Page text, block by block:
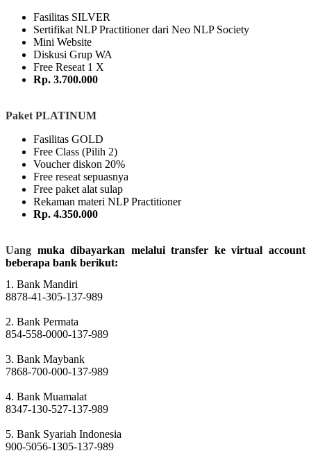
Fasilitas SILVER
Sertifikat NLP Practitioner dari Neo NLP Society
Mini Website
Diskusi Grup WA
Free Reseat 1 X
Rp. 3.700.000
Paket PLATINUM
Fasilitas GOLD
Free Class (Pilih 2)
Voucher diskon 20%
Free reseat sepuasnya
Free paket alat sulap
Rekaman materi NLP Practitioner
Rp. 4.350.000
Uang muka dibayarkan melalui transfer ke virtual account
beberapa bank berikut:
1. Bank Mandiri
8878-41-305-137-989
2. Bank Permata
854-558-0000-137-989
3. Bank Maybank
7868-700-000-137-989
4. Bank Muamalat
8347-130-527-137-989
5. Bank Syariah Indonesia
900-5056-1305-137-989